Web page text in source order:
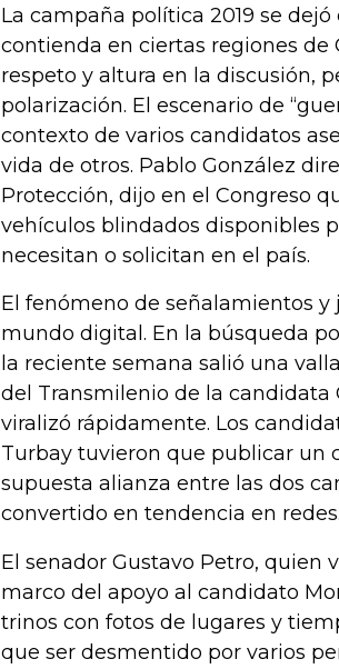
La campaña política 2019 se
contienda en ciertas regiones de
respeto y altura en la discusión,
polarización. El escenario de
contexto de varios candidatos
vida de otros. Pablo González
Protección, dijo en el Congreso
vehículos blindados disponibles
necesitan o solicitan en el país.
El fenómeno de señalamientos y
mundo digital. En la búsqueda
la reciente semana salió una
del Transmilenio de la candidata
viralizó rápidamente. Los
Turbay tuvieron que publicar un
supuesta alianza entre las dos
convertido en tendencia en redes.
El senador Gustavo Petro, quien
marco del apoyo al candidato
trinos con fotos de lugares y
que ser desmentido por varios